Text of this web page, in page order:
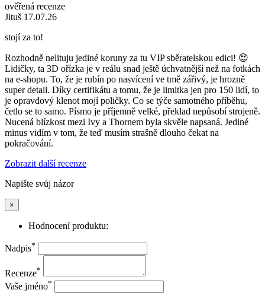
ověřená recenze
Jituš 17.07.26
stojí za to!
Rozhodně nelituju jediné koruny za tu VIP sběratelskou edici! 😍
Lidičky, ta 3D ořízka je v reálu snad ještě úchvatnější než na fotkách
na e-shopu. To, že je rubín po nasvícení ve tmě zářivý, je hrozně
super detail. Díky certifikátu a tomu, že je limitka jen pro 150 lidí, to
je opravdový klenot mojí poličky. Co se týče samotného příběhu,
četlo se to samo. Písmo je příjemně velké, překlad nepůsobí strojeně.
Nucená blízkost mezi Ivy a Thornem byla skvěle napsaná. Jediné
minus vidím v tom, že teď musím strašně dlouho čekat na
pokračování.
Zobrazit další recenze
Napište svůj názor
×
Hodnocení produktu:
Nadpis*
Recenze*
Vaše jméno*